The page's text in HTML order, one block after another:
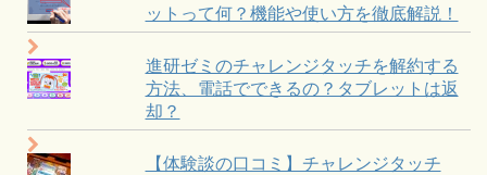
ットって何？機能や使い方を徹底解説！
進研ゼミのチャレンジタッチを解約する
方法、電話でできるの？タブレットは返
却？
【体験談の口コミ】チャレンジタッチ